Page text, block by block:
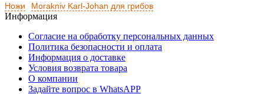
Ножи Morakniv Karl-Johan для грибов
Информация
Согласие на обработку персональных данных
Политика безопасности и оплата
Информация о доставке
Условия возврата товара
О компании
Задайте вопрос в WhatsAPP